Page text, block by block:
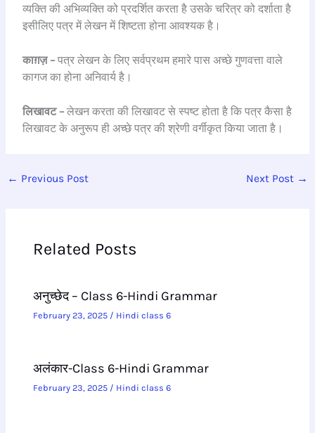
व्यक्ति की अभिव्यक्ति को प्रदर्शित करता है उसके चरित्र को दर्शाता है
इसीलिए पत्र में लेखन में शिष्टता होना आवश्यक है।
काग़ज़ – पत्र लेखन के लिए सर्वप्रथम हमारे पास अच्छे गुणवत्ता वाले
कागज का होना अनिवार्य है।
लिखावट – लेखन करता की लिखावट से स्पष्ट होता है कि पत्र कैसा है
लिखावट के अनुरूप ही अच्छे पत्र की श्रेणी वर्गीकृत किया जाता है।
← Previous Post Next Post →
Related Posts
अनुच्छेद – Class 6-Hindi Grammar
February 23, 2025 / Hindi class 6
अलंकार-Class 6-Hindi Grammar
February 23, 2025 / Hindi class 6